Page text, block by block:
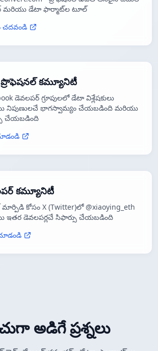
మరియు డేటా ఫార్మాట్‌ల టూల్
చదవండి
కమ్యూనిటీ
డెవలపర్ గ్రూపులలో డేటా విశ్లేషకులు
నిపుణులచే భాగస్వామ్యం చేయబడింది మరియు
చేయబడింది
కమ్యూనిటీ
కోసం X (Twitter)లో @xiaoying_eth
ఇతర డెవలపర్లచే సిఫార్సు చేయబడింది
అడిగే ప్రశ్నలు